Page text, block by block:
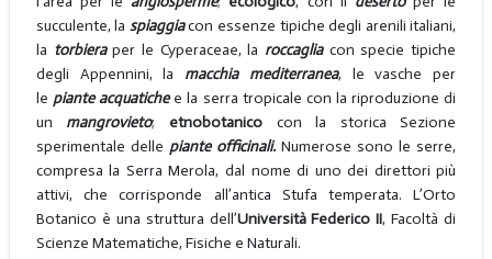
succulente, la spiaggiacon essenze tipiche degli arenili italiani,
la torbieraper le Cyperaceae, la roccagliacon specie tipiche
degli Appennini, la macchia mediterranea, le vasche per
le piante acquatichee la serra tropicale con la riproduzione di
un mangrovieto; etnobotanico con la storica Sezione
sperimentale delle piante officinali.Numerose sono le serre,
compresa la Serra Merola, dal nome di uno dei direttori più
attivi, che corrisponde all’antica Stufa temperata. L’Orto
Botanico è una struttura dell’Università Federico II, Facoltà di
Scienze Matematiche, Fisiche e Naturali.